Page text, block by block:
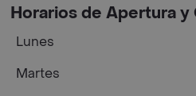
Horarios de Apertura y
Lunes
Martes